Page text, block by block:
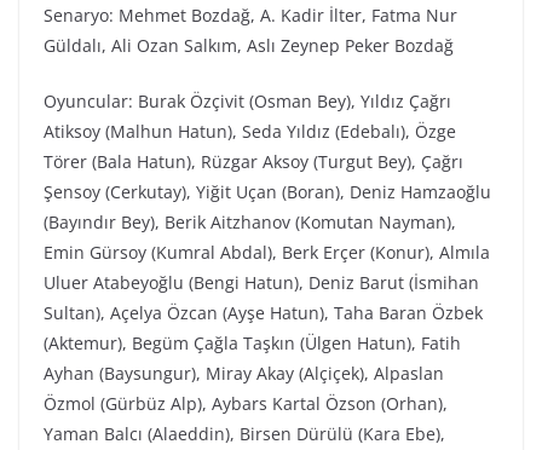
Senaryo: Mehmet Bozdağ, A. Kadir İlter, Fatma Nur
Güldalı, Ali Ozan Salkım, Aslı Zeynep Peker Bozdağ
Oyuncular: Burak Özçivit (Osman Bey), Yıldız Çağrı
Atiksoy (Malhun Hatun), Seda Yıldız (Edebalı), Özge
Törer (Bala Hatun), Rüzgar Aksoy (Turgut Bey), Çağrı
Şensoy (Cerkutay), Yiğit Uçan (Boran), Deniz Hamzaoğlu
(Bayındır Bey), Berik Aitzhanov (Komutan Nayman),
Emin Gürsoy (Kumral Abdal), Berk Erçer (Konur), Almıla
Uluer Atabeyoğlu (Bengi Hatun), Deniz Barut (İsmihan
Sultan), Açelya Özcan (Ayşe Hatun), Taha Baran Özbek
(Aktemur), Begüm Çağla Taşkın (Ülgen Hatun), Fatih
Ayhan (Baysungur), Miray Akay (Alçiçek), Alpaslan
Özmol (Gürbüz Alp), Aybars Kartal Özson (Orhan),
Yaman Balcı (Alaeddin), Birsen Dürülü (Kara Ebe),